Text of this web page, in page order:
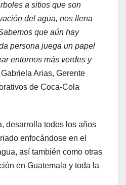
a sitios que son
del agua, nos llena
que aún hay
persona juega un papel
entornos más verdes y
Arias, Gerente
de Coca-Cola
desarrolla todos los años
enfocándose en el
así también como otras
en Guatemala y toda la